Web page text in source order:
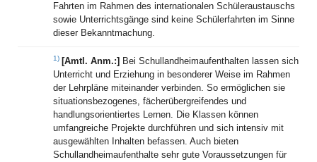
Fahrten im Rahmen des internationalen Schüleraustauschs
sowie Unterrichtsgänge sind keine Schülerfahrten im Sinne
dieser Bekanntmachung.
1) [Amtl. Anm.:] Bei Schullandheimaufenthalten lassen sich
Unterricht und Erziehung in besonderer Weise im Rahmen
der Lehrpläne miteinander verbinden. So ermöglichen sie
situationsbezogenes, fächerübergreifendes und
handlungsorientiertes Lernen. Die Klassen können
umfangreiche Projekte durchführen und sich intensiv mit
ausgewählten Inhalten befassen. Auch bieten
Schullandheimaufenthalte sehr gute Voraussetzungen für